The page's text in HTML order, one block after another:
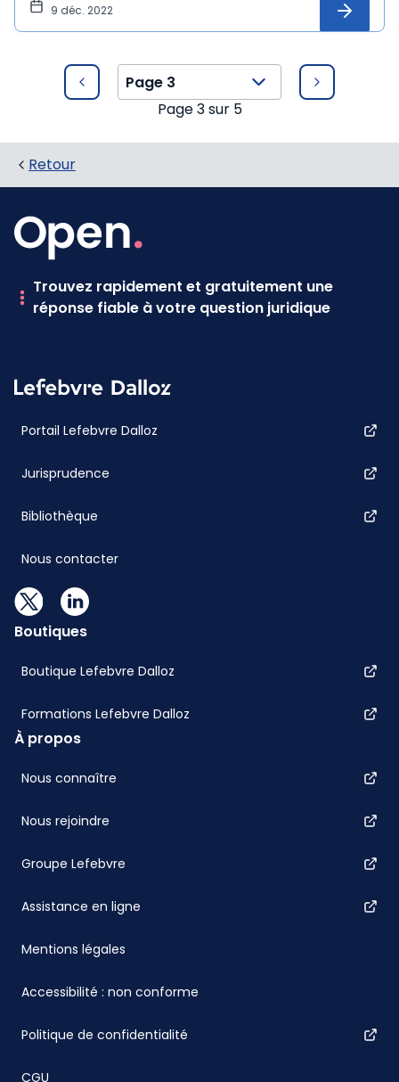
9 déc. 2022
Page3sur 5
Retour
Trouvez rapidement et gratuitement une
réponse fiable à votre question juridique
Portail Lefebvre Dalloz
Jurisprudence
Bibliothèque
Nous contacter
Boutiques
Boutique Lefebvre Dalloz
Formations Lefebvre Dalloz
À propos
Nous connaître
Nous rejoindre
Groupe Lefebvre
Assistance en ligne
Mentions légales
Accessibilité : non conforme
Politique de confidentialité
CGU